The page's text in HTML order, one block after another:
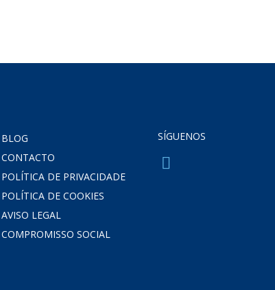
BLOG
CONTACTO
POLÍTICA DE PRIVACIDADE
POLÍTICA DE COOKIES
AVISO LEGAL
COMPROMISSO SOCIAL
SÍGUENOS